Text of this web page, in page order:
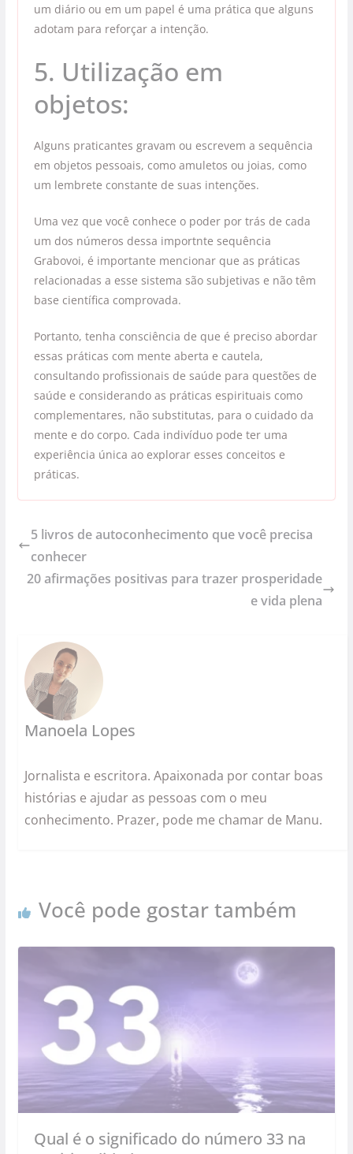
um diário ou em um papel é uma prática que alguns
adotam para reforçar a intenção.
5. Utilização em
objetos:
Alguns praticantes gravam ou escrevem a sequência
em objetos pessoais, como amuletos ou joias, como
um lembrete constante de suas intenções.
Uma vez que você conhece o poder por trás de cada
um dos números dessa importnte sequência
Grabovoi, é importante mencionar que as práticas
relacionadas a esse sistema são subjetivas e não têm
base científica comprovada.
Portanto, tenha consciência de que é preciso abordar
essas práticas com mente aberta e cautela,
consultando profissionais de saúde para questões de
saúde e considerando as práticas espirituais como
complementares, não substitutas, para o cuidado da
mente e do corpo. Cada indivíduo pode ter uma
experiência única ao explorar esses conceitos e
práticas.
5 livros de autoconhecimento que você precisa
conhecer
20 afirmações positivas para trazer prosperidade
e vida plena
Manoela Lopes
Jornalista e escritora. Apaixonada por contar boas
histórias e ajudar as pessoas com o meu
conhecimento. Prazer, pode me chamar de Manu.
Você pode gostar também
Qual é o significado do número 33 na